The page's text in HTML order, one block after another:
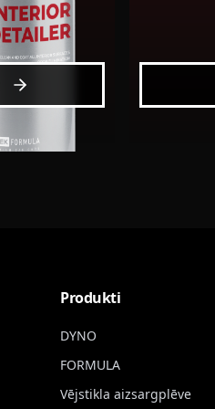
Produkti
DYNO
FORMULA
Vējstikla aizsargplēve